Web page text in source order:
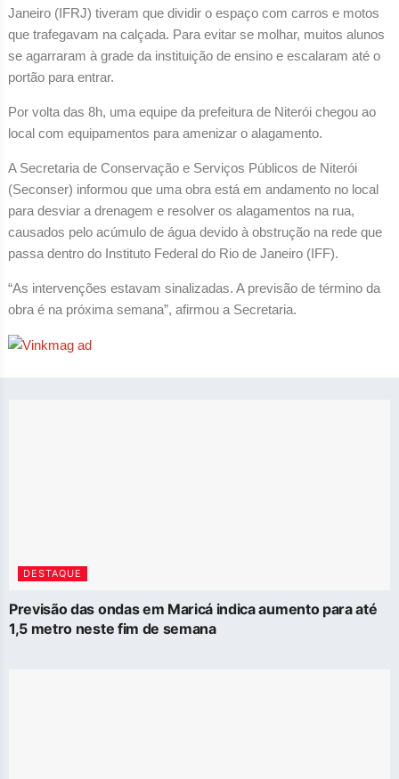
Janeiro (IFRJ) tiveram que dividir o espaço com carros e motos
que trafegavam na calçada. Para evitar se molhar, muitos alunos
se agarraram à grade da instituição de ensino e escalaram até o
portão para entrar.
Por volta das 8h, uma equipe da prefeitura de Niterói chegou ao
local com equipamentos para amenizar o alagamento.
A Secretaria de Conservação e Serviços Públicos de Niterói
(Seconser) informou que uma obra está em andamento no local
para desviar a drenagem e resolver os alagamentos na rua,
causados pelo acúmulo de água devido à obstrução na rede que
passa dentro do Instituto Federal do Rio de Janeiro (IFF).
“As intervenções estavam sinalizadas. A previsão de término da
obra é na próxima semana”, afirmou a Secretaria.
DESTAQUE
Previsão das ondas em Maricá indica aumento para até
1,5 metro neste fim de semana